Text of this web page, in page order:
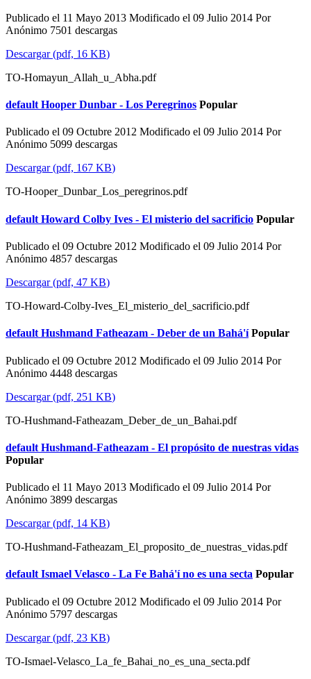
Publicado el 11 Mayo 2013 Modificado el 09 Julio 2014 Por
Anónimo 7501 descargas
Descargar(pdf, 16 KB)
TO-Homayun_Allah_u_Abha.pdf
default Hooper Dunbar - Los Peregrinos Popular
Publicado el 09 Octubre 2012 Modificado el 09 Julio 2014 Por
Anónimo 5099 descargas
Descargar(pdf, 167 KB)
TO-Hooper_Dunbar_Los_peregrinos.pdf
default Howard Colby Ives - El misterio del sacrificio Popular
Publicado el 09 Octubre 2012 Modificado el 09 Julio 2014 Por
Anónimo 4857 descargas
Descargar(pdf, 47 KB)
TO-Howard-Colby-Ives_El_misterio_del_sacrificio.pdf
default Hushmand Fatheazam - Deber de un Bahá'í Popular
Publicado el 09 Octubre 2012 Modificado el 09 Julio 2014 Por
Anónimo 4448 descargas
Descargar(pdf, 251 KB)
TO-Hushmand-Fatheazam_Deber_de_un_Bahai.pdf
default Hushmand-Fatheazam - El propósito de nuestras vidas
Popular
Publicado el 11 Mayo 2013 Modificado el 09 Julio 2014 Por
Anónimo 3899 descargas
Descargar(pdf, 14 KB)
TO-Hushmand-Fatheazam_El_proposito_de_nuestras_vidas.pdf
default Ismael Velasco - La Fe Bahá'í no es una secta Popular
Publicado el 09 Octubre 2012 Modificado el 09 Julio 2014 Por
Anónimo 5797 descargas
Descargar(pdf, 23 KB)
TO-Ismael-Velasco_La_fe_Bahai_no_es_una_secta.pdf